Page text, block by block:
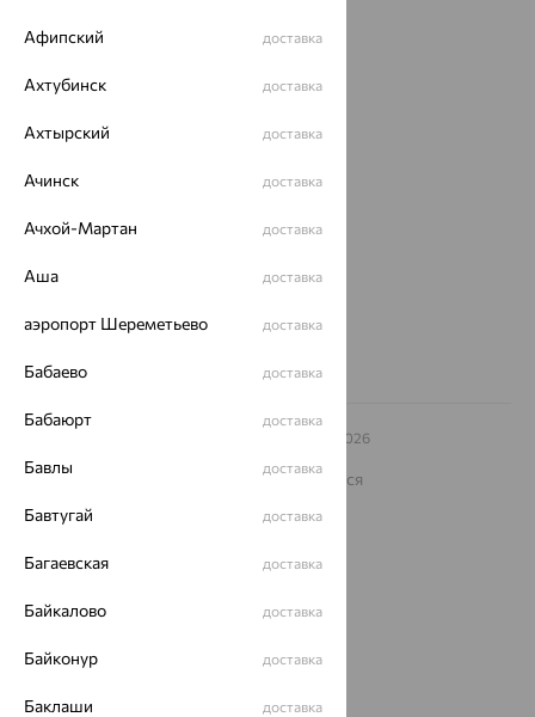
Доставка
Покупателям
О нас
ул. Зегеля, 27/2
8 (800) 250-02-30
– 2026
На информационном ресурсе применяются
Афипский доставка
Ахтубинск доставка
Ахтырский доставка
Ачинск доставка
Ачхой-Мартан доставка
Аша доставка
аэропорт Шереметьево доставка
Бабаево доставка
Бабаюрт доставка
Бавлы доставка
Бавтугай доставка
Багаевская доставка
Байкалово доставка
Байконур доставка
Баклаши доставка